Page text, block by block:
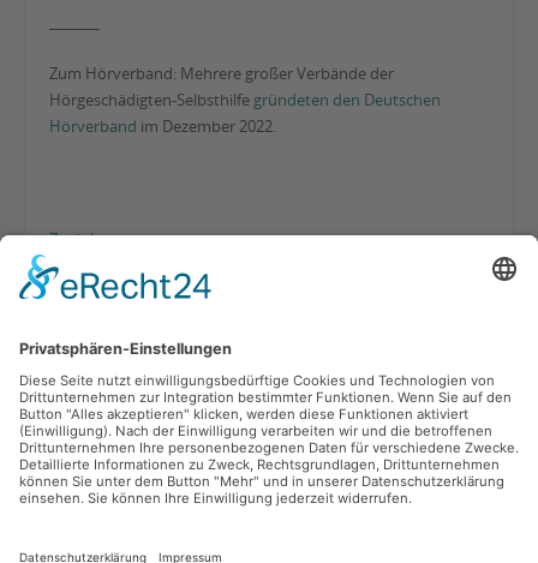
Zum Hörverband: Mehrere großer Verbände der
Hörgeschädigten-Selbsthilfe gründeten den Deutschen
Hörverband im Dezember 2022.
Zurück